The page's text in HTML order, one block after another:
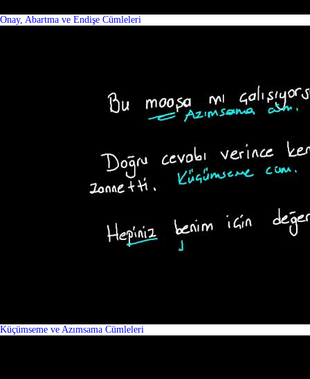
Onay, Abartma ve Endişe Cümleleri
Küçümseme ve Azımsama Cümleleri